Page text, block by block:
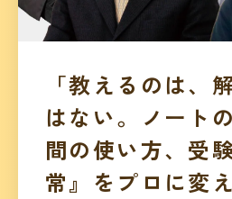
「教えるのは、
はない。ノート
間の使い方、受
常』をプロに変え